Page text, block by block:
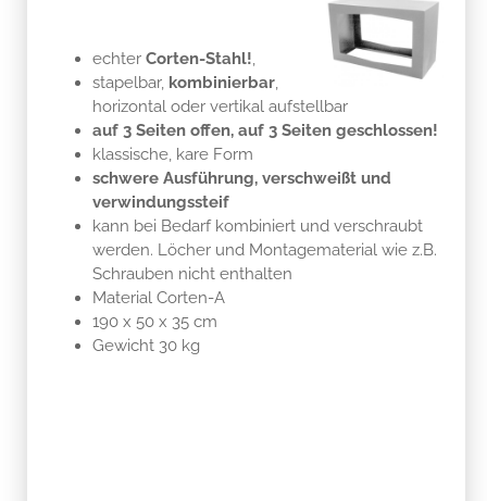
echter Corten-Stahl!,
stapelbar, kombinierbar,
horizontal oder vertikal aufstellbar
auf 3 Seiten offen, auf 3 Seiten geschlossen!
klassische, kare Form
schwere Ausführung, verschweißt und
verwindungssteif
kann bei Bedarf kombiniert und verschraubt
werden. Löcher und Montagematerial wie z.B.
Schrauben nicht enthalten
Material Corten-A
190 x 50 x 35 cm
Gewicht 30 kg